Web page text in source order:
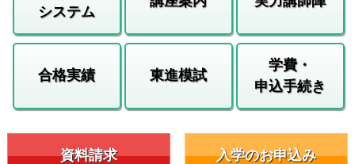
システム
合格実績 東進模試
学費・
申込手続き
資料請求 入学のお申込み